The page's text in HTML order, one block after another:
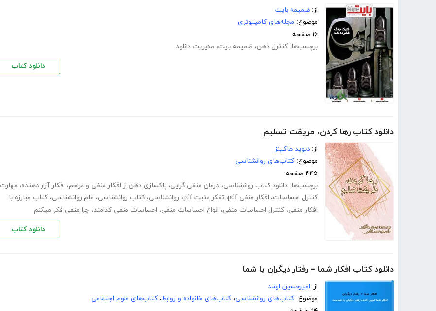
از: ضمیمه بایت
موضوع: مجله‌های کامپیوتری
۱۶ صفحه
برچسب‌ها: کنترل ذهن، ضمیمه بایت، مدیریت دانلود
دانلود کتاب
دانلود کتاب رها کردن، طریقت تسلیم
از: دیوید هاکینز
موضوع: کتاب‌های روانشناسی
۴۴۵ صفحه
برچسب‌ها: دانلود کتاب روانشناسی، درمان منفی گرایی، پاکسازی ذهن از افکار منفی و مزاحم، افکار آزار دهنده، مهارت
کنترل احساسات، افکار منفی pdf ، تفکر مثبت pdf ، روانشناسی، کتاب روانشناسی، علم روانشناسی، کتاب مبارزه با
افکار منفی، کنترل احساسات منفی، انواع احساسات منفی، احساسات منفی کدامند، چرا منفی فکر میکنم
دانلود کتاب
دانلود کتاب افکار شما = رفتار دیگران با شما
از: امیرحسین ارشد
موضوع: کتاب‌های روانشناسی، کتاب‌های خانواده و روابط، کتاب‌های علوم اجتماعی